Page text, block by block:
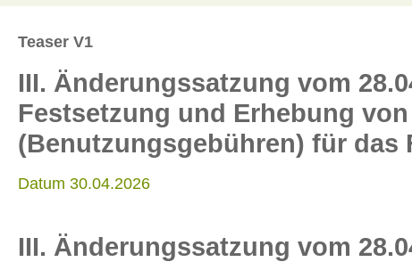
Teaser V1
III. Änderungssatzung vom
Festsetzung und Erhebung
(Benutzungsgebühren) für das
Datum 30.04.2026
III. Änderungssatzung vom